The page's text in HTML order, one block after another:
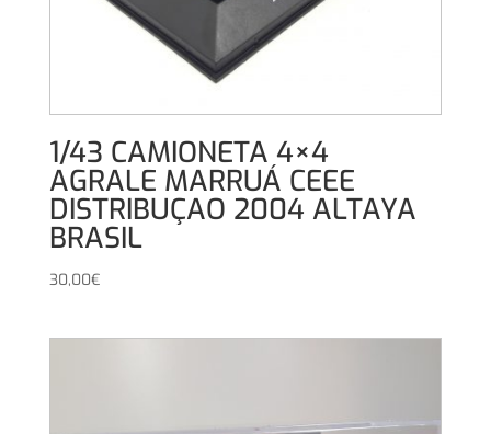
1/43 CAMIONETA 4×4
AGRALE MARRUÁ CEEE
DISTRIBUÇAO 2004 ALTAYA
BRASIL
30,00€